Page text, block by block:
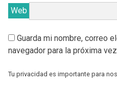
Web
Guarda mi nombre, correo
navegador para la próxima
Tu privacidad es importante para